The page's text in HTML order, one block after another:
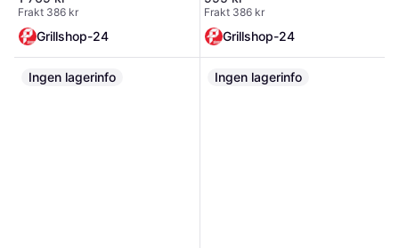
Frakt 386 kr
Grillshop-24
Frakt 386 kr
Grillshop-24
Ingen lagerinfo Ingen lagerinfo